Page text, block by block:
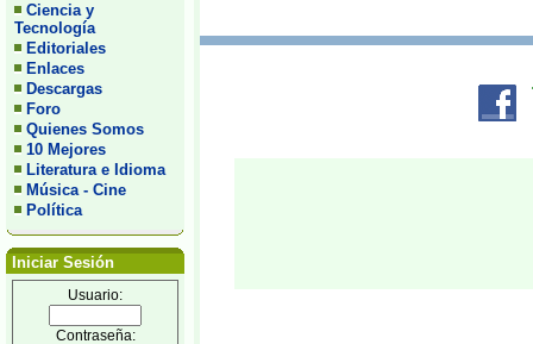
Ciencia y
Tecnología
Editoriales
Enlaces
Descargas
Foro
Quienes Somos
10 Mejores
Literatura e Idioma
Música - Cine
Política
Iniciar Sesión
Usuario:
Contraseña: